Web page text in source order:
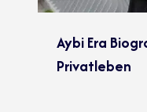
Aybi Era
Privatleben